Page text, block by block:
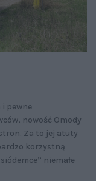
pewne
nowość Omody
Za to jej atuty
korzystną
niemałe